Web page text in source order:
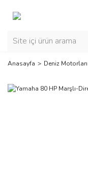
Anasayfa Deniz Motorları